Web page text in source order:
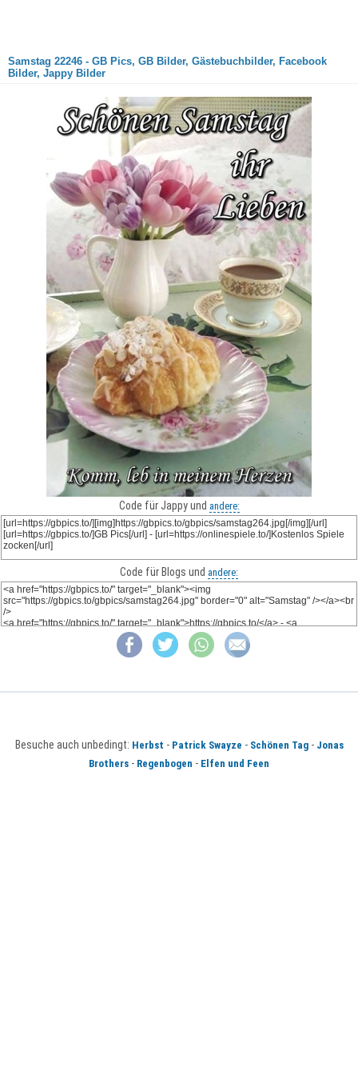
Samstag 22246 - GB Pics, GB Bilder, Gästebuchbilder, Facebook
Bilder, Jappy Bilder
Code für Jappy und andere:
Code für Blogs und andere:
Besuche auch unbedingt: Herbst - Patrick Swayze - Schönen Tag- Jonas
Brothers - Regenbogen - Elfen und Feen